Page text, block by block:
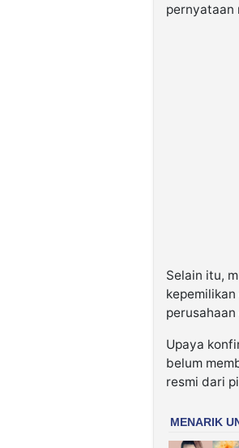
pernyataan
Selain itu,
Upaya
belum
resmi dari